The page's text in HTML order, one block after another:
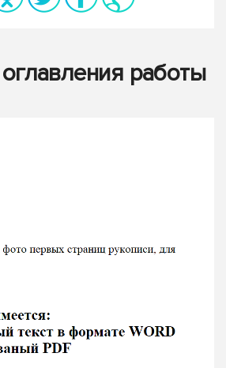
работы